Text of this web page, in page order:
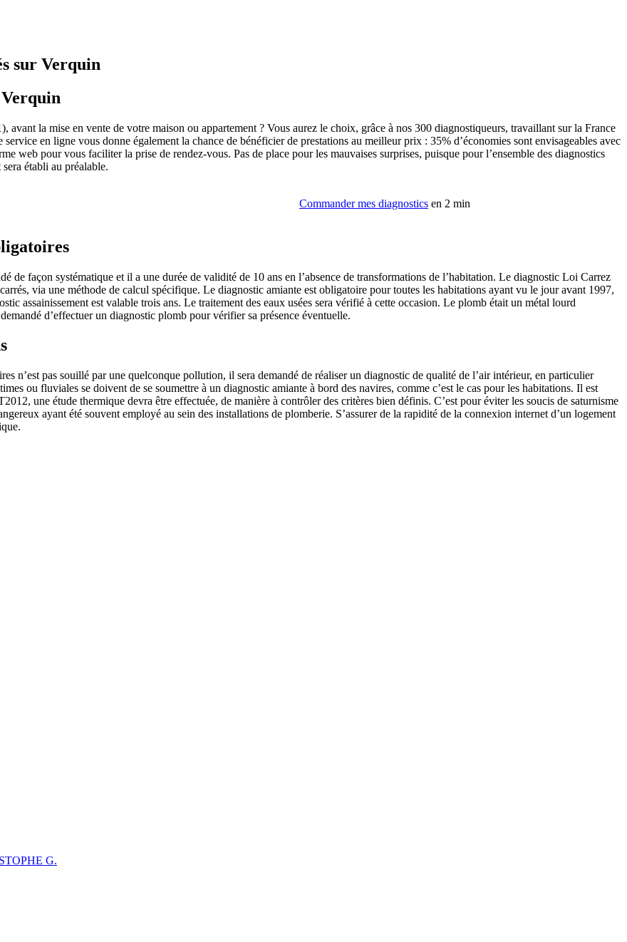
sur Verquin
la mise en vente de votre maison ou appartement ? Vous aurez le choix, grâce à nos 300 diagnostiqueurs, travaillant sur la France
en ligne vous donne également la chance de bénéficier de prestations au meilleur prix : 35% d’économies sont envisageables avec
web pour vous faciliter la prise de rendez-vous. Pas de place pour les mauvaises surprises, puisque pour l’ensemble des diagnostics
établi au préalable.
Commander mes diagnostics en 2 min
de façon systématique et il a une durée de validité de 10 ans en l’absence de transformations de l’habitation. Le diagnostic Loi Carrez
via une méthode de calcul spécifique. Le diagnostic amiante est obligatoire pour toutes les habitations ayant vu le jour avant 1997,
assainissement est valable trois ans. Le traitement des eaux usées sera vérifié à cette occasion. Le plomb était un métal lourd
d’effectuer un diagnostic plomb pour vérifier sa présence éventuelle.
n’est pas souillé par une quelconque pollution, il sera demandé de réaliser un diagnostic de qualité de l’air intérieur, en particulier
ou fluviales se doivent de se soumettre à un diagnostic amiante à bord des navires, comme c’est le cas pour les habitations. Il est
une étude thermique devra être effectuée, de manière à contrôler des critères bien définis. C’est pour éviter les soucis de saturnisme
ayant été souvent employé au sein des installations de plomberie. S’assurer de la rapidité de la connexion internet d’un logement
G.